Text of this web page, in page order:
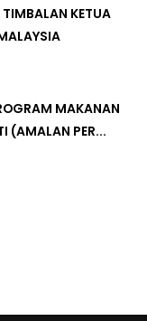
KETUA
MAKANAN
(AMALAN PER...